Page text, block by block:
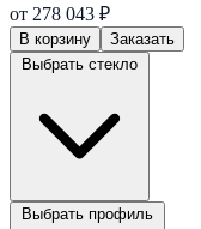
от 278 043 ₽
В корзину
Заказать